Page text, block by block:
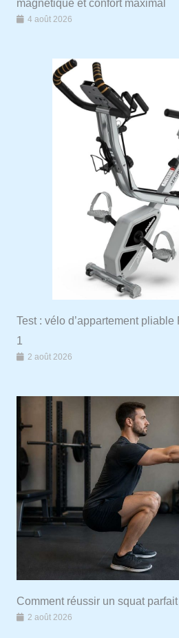
magnétique et confort maximal
4 août 2026
Test : vélo d’appartement
1
2 août 2026
Comment réussir un squat
2 août 2026